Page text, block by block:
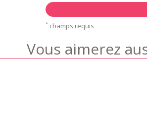
*champs requis
Vous aimerez